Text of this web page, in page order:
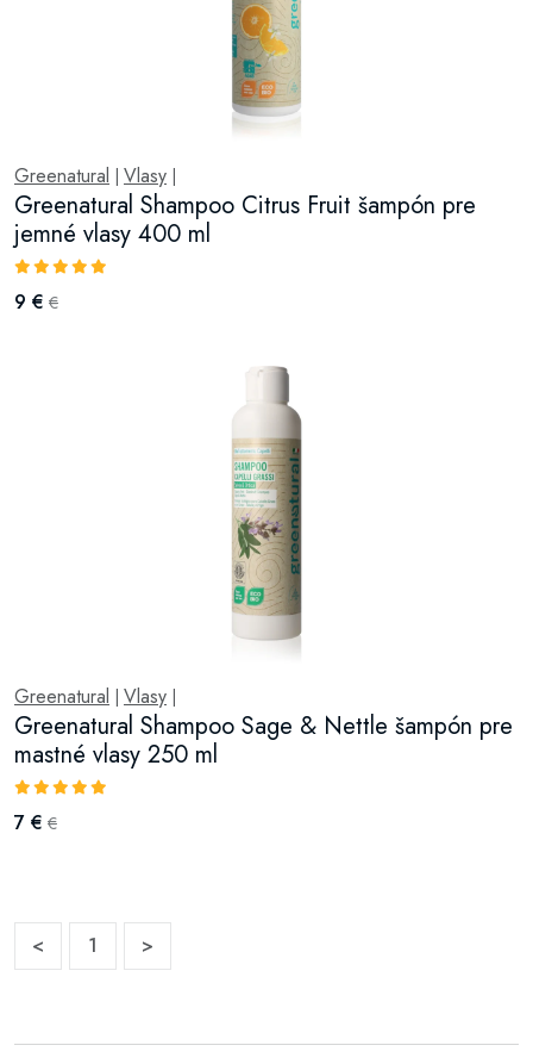
Greenatural Vlasy
Greenatural Shampoo Citrus Fruit šampón pre
jemné vlasy 400 ml
9 € €
Greenatural Vlasy
Greenatural Shampoo Sage & Nettle šampón pre
mastné vlasy 250 ml
7 € €
< 1 >